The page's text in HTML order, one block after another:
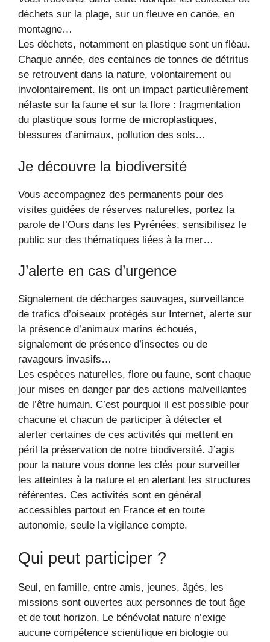
déchets sur la plage, sur un fleuve en canöe, en
montagne…
Les déchets, notamment en plastique sont un fléau.
Chaque année, des centaines de tonnes de détritus
se retrouvent dans la nature, volontairement ou
involontairement. Ils ont un impact particulièrement
néfaste sur la faune et sur la flore : fragmentation
du plastique sous forme de microplastiques,
blessures d’animaux, pollution des sols…
Je découvre la biodiversité
Vous accompagnez des permanents pour des
visites guidées de réserves naturelles, portez la
parole de l’Ours dans les Pyrénées, sensibilisez le
public sur des thématiques liées à la mer…
J’alerte en cas d’urgence
Signalement de décharges sauvages, surveillance
de trafics d’oiseaux protégés sur Internet, alerte sur
la présence d’animaux marins échoués,
signalement de présence d’insectes ou de
ravageurs invasifs…
Les espèces naturelles, flore ou faune, sont chaque
jour mises en danger par des actions malveillantes
de l’être humain. C’est pourquoi il est possible pour
chacune et chacun de participer à détecter et
alerter certaines de ces activités qui mettent en
péril la préservation de notre biodiversité. J’agis
pour la nature vous donne les clés pour surveiller
les atteintes à la nature et en alertant les structures
référentes. Ces activités sont en général
accessibles partout en France et en toute
autonomie, seule la vigilance compte.
Qui peut participer ?
Seul, en famille, entre amis, jeunes, âgés, les
missions sont ouvertes aux personnes de tout âge
et de tout horizon. Le bénévolat nature n’exige
aucune compétence scientifique en biologie ou